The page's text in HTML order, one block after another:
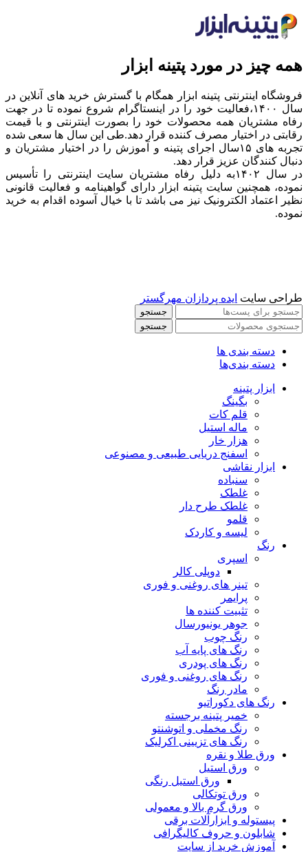
همه چیز در مورد پتینه ابزار
فروشگاه اینترنتی پتینه ابزار همگام با گسترش خرید های آنلاین در
سال ۱۴۰۰،فعالیت خود را در اینستاگرام شروع نموده تا در جهت
رفاه مشتریان همه محصولات خود را بصورت اینترنتی و با قیمت
رقابتی در اختیار مصرف کننده قرار دهد.طی این سال ها سعی شده
تجربه های ۱۵سال اجرای پتینه و آموزش را در اختیار مشتریان و
دنبال کنندگان عزیز قرار دهد.
در سال ۱۴۰۲به دلیل رفاه مشتریان سایت اینترنتی را تأسیس
نموده، همچنین سایت پتینه ابزار دارای گواهینامه و فعالیت قانونی
نظیر اعتماد الکترونیک نیز می باشد تا با خیال آسوده اقدام به خرید
نموده.
طراحی سایت ایده پردازان مهرگستر
جستجو
جستجو
دسته بندی ها
دسته بندی‌ها
ابزار پتینه
بگینگ
قلم کات
ماله استیل
هزار خار
اسفنج دریایی طبیعی و مصنوعی
ابزار نقاشی
سنباده
غلطک
غلطک طرح دار
قلمو
لیسه و کاردک
رنگ
اسپری
دوپلی کالر
تینر های روغنی و فوری
پرایمر
تثبیت کننده ها
جوهر یونیورسال
رنگ چوب
رنگ‌ های پایه آب
رنگ های پودری
رنگ‌ های روغنی و فوری
مادر رنگ
رنگ های دکوراتیو
خمیر پتینه برجسته
رنگ مخملی و اتوشنتو
رنگ های تزیینی اکرلیک
ورق طلا و نقره
ورق استیل
ورق استیل رنگی
ورق توتکالی
ورق گرم بالا و معمولی
پیستوله و ابزارآلات برقی
شابلون و حروف کالیگرافی
آموزش خرید از سایت